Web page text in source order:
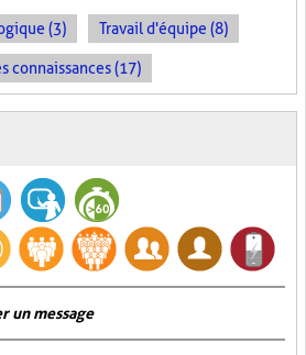
(3) Travail d'équipe (8)
connaissances (17)
un message